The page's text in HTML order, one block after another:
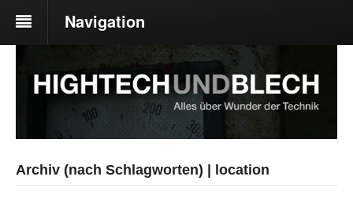
Navigation
Archiv (nach Schlagworten) | location